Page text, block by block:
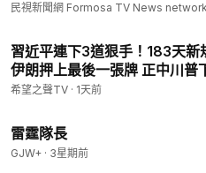
民視新聞網 Formosa TV News network
習近平連下3道狠手！183天新
伊朗押上最後一張牌 正中川普
希望之聲TV · 1天前
雷霆隊長
GJW+ · 3星期前